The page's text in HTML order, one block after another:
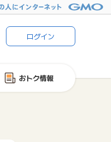
ログイン
おトク情報